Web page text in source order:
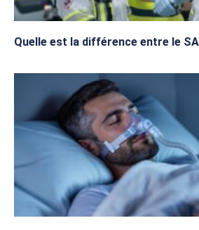
Quelle est la différence entre le